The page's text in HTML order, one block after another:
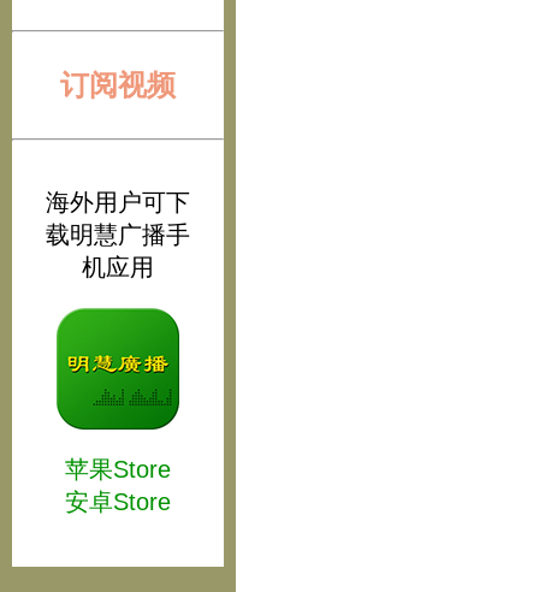
订阅视频
海外用户可下
载明慧广播手
机应用
苹果Store
安卓Store